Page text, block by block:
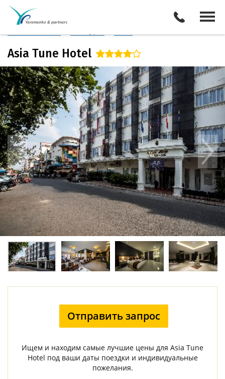
Камбоджа
Описание отеля
Asia Tune Hotel
Отправить запрос
Ищем и находим самые лучшие цены для Asia Tune
Hotel под ваши даты поездки и индивидуальные
пожелания.